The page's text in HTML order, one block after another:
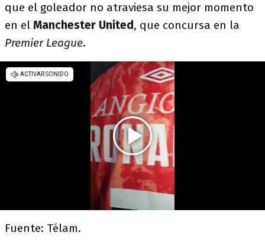
que el goleador no atraviesa su mejor momento
en el Manchester United, que concursa en la
Premier League.
Fuente: Télam.